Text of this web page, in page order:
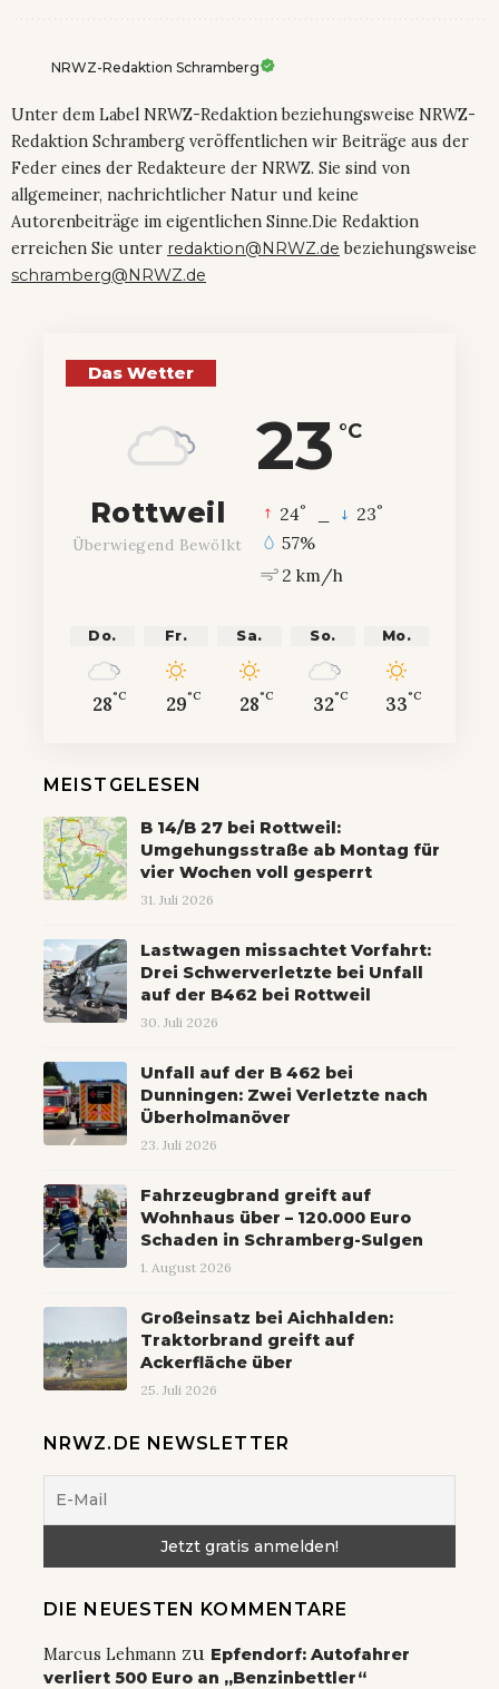
NRWZ-Redaktion Schramberg
Unter dem Label NRWZ-Redaktion beziehungsweise NRWZ-
Redaktion Schramberg veröffentlichen wir Beiträge aus der
Feder eines der Redakteure der NRWZ. Sie sind von
allgemeiner, nachrichtlicher Natur und keine
Autorenbeiträge im eigentlichen Sinne.Die Redaktion
erreichen Sie unter redaktion@NRWZ.de beziehungsweise
schramberg@NRWZ.de
Das Wetter
23 °C
Rottweil
Überwiegend Bewölkt
24° 23°
57%
2 km/h
Do.
28°C
Fr.
29°C
Sa.
28°C
So.
32°C
Mo.
33°C
MEISTGELESEN
B 14/B 27 bei Rottweil:
Umgehungsstraße ab Montag für
vier Wochen voll gesperrt
31. Juli 2026
Lastwagen missachtet Vorfahrt:
Drei Schwerverletzte bei Unfall
auf der B462 bei Rottweil
30. Juli 2026
Unfall auf der B 462 bei
Dunningen: Zwei Verletzte nach
Überholmanöver
23. Juli 2026
Fahrzeugbrand greift auf
Wohnhaus über – 120.000 Euro
Schaden in Schramberg-Sulgen
1. August 2026
Großeinsatz bei Aichhalden:
Traktorbrand greift auf
Ackerfläche über
25. Juli 2026
NRWZ.DE NEWSLETTER
DIE NEUESTEN KOMMENTARE
Marcus Lehmann zu Epfendorf: Autofahrer
verliert 500 Euro an „Benzinbettler“